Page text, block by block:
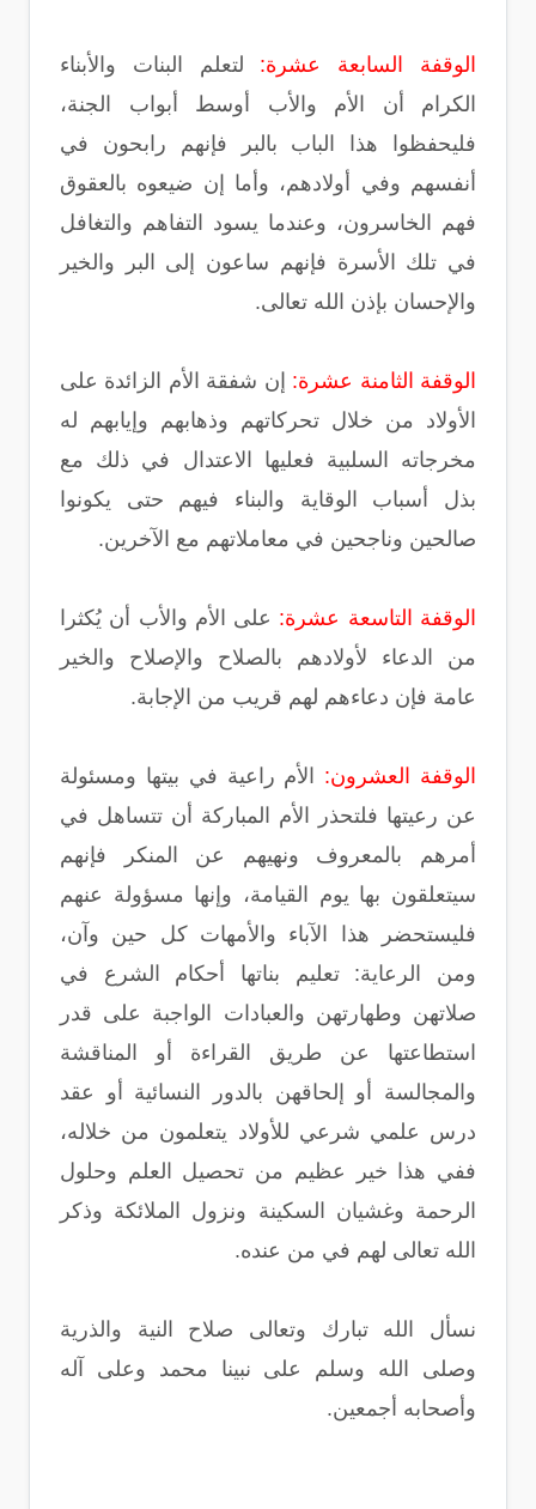
الوقفة السابعة عشرة: لتعلم البنات والأبناء
الكرام أن الأم والأب أوسط أبواب الجنة،
فليحفظوا هذا الباب بالبر فإنهم رابحون في
أنفسهم وفي أولادهم، وأما إن ضيعوه بالعقوق
فهم الخاسرون، وعندما يسود التفاهم والتغافل
في تلك الأسرة فإنهم ساعون إلى البر والخير
والإحسان بإذن الله تعالى.
الوقفة الثامنة عشرة: إن شفقة الأم الزائدة على
الأولاد من خلال تحركاتهم وذهابهم وإيابهم له
مخرجاته السلبية فعليها الاعتدال في ذلك مع
بذل أسباب الوقاية والبناء فيهم حتى يكونوا
صالحين وناجحين في معاملاتهم مع الآخرين.
الوقفة التاسعة عشرة: على الأم والأب أن يُكثرا
من الدعاء لأولادهم بالصلاح والإصلاح والخير
عامة فإن دعاءهم لهم قريب من الإجابة.
الوقفة العشرون: الأم راعية في بيتها ومسئولة
عن رعيتها فلتحذر الأم المباركة أن تتساهل في
أمرهم بالمعروف ونهيهم عن المنكر فإنهم
سيتعلقون بها يوم القيامة، وإنها مسؤولة عنهم
فليستحضر هذا الآباء والأمهات كل حين وآن،
ومن الرعاية: تعليم بناتها أحكام الشرع في
صلاتهن وطهارتهن والعبادات الواجبة على قدر
استطاعتها عن طريق القراءة أو المناقشة
والمجالسة أو إلحاقهن بالدور النسائية أو عقد
درس علمي شرعي للأولاد يتعلمون من خلاله،
ففي هذا خير عظيم من تحصيل العلم وحلول
الرحمة وغشيان السكينة ونزول الملائكة وذكر
الله تعالى لهم في من عنده.
نسأل الله تبارك وتعالى صلاح النية والذرية
وصلى الله وسلم على نبينا محمد وعلى آله
وأصحابه أجمعين.